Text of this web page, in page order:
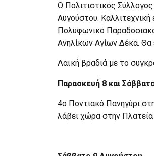
Ο Πολιτιστικός
Αυγούστου.
Πολυφωνικό
Ανηλίκων Αγίων Δέκα. Θα
Λαϊκή βραδιά με το
Παρασκευή 8 και
4ο Ποντιακό Πανηγύρι
λάβει χώρα στην Πλατεία